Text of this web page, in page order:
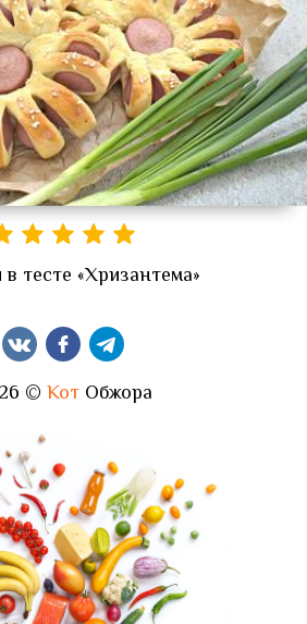
тесте «Хризантема»
© КотОбжора